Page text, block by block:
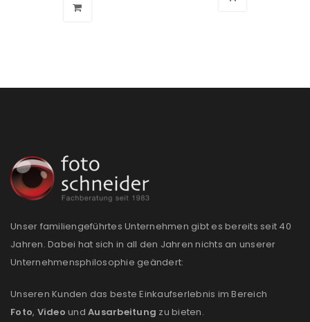
Please select all the ways you would like to hear from
us
Ich stimme zu
Ja, ich möchte ein Kundenkonto eröffnen und
REGISTRIEREN
Unser familiengeführtes Unternehmen gibt es bereits seit 40
Jahren. Dabei hat sich in all den Jahren nichts an unserer
Unternehmensphilosophie geändert:
Unseren Kunden das beste Einkaufserlebnis im Bereich
Foto, Video und Ausarbeitung zu bieten.